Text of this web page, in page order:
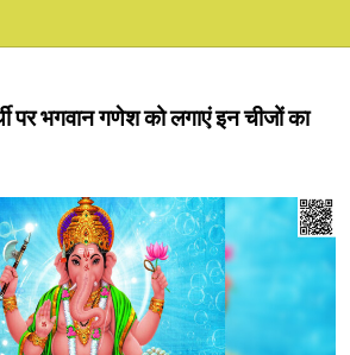
पर भगवान गणेश को लगाएं इन चीजों का